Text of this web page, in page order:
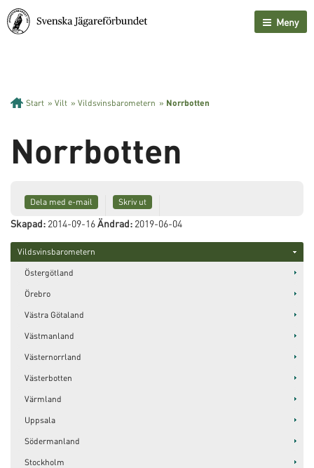
Meny
Start » Vilt » Vildsvinsbarometern » Norrbotten
Norrbotten
Dela med e-mail Skriv ut
Skapad: 2014-09-16Ändrad: 2019-06-04
Vildsvinsbarometern
Östergötland
Örebro
Västra Götaland
Västmanland
Västernorrland
Västerbotten
Värmland
Uppsala
Södermanland
Stockholm